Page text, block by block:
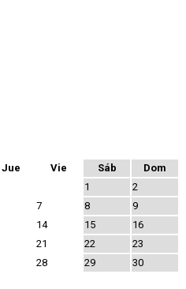
Jue Vie Sáb
Dom
1
2
7 8
9
14 15
16
21 22
23
28 29
30